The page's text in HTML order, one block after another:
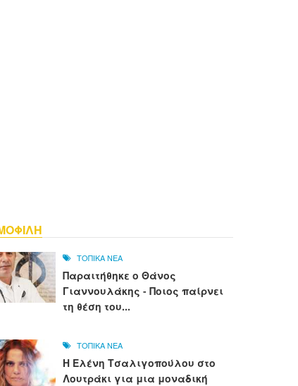
ΤΟΠΙΚΑ ΝΕΑ
Παραιτήθηκε ο Θάνος
Γιαννουλάκης - Ποιος παίρνει
τη θέση του...
ΤΟΠΙΚΑ ΝΕΑ
Η Ελένη Τσαλιγοπούλου στο
Λουτράκι για μια μοναδική